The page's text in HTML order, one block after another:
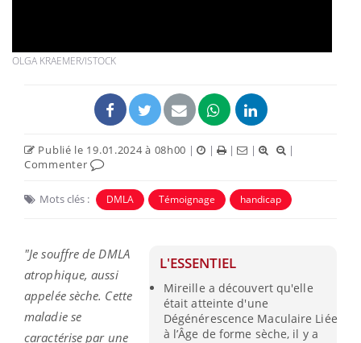
OLGA KRAEMER/ISTOCK
Publié le 19.01.2024 à 08h00 | | | |
|
Commenter
Mots clés : DMLA Témoignage handicap
L'ESSENTIEL
Mireille a découvert qu'elle
était atteinte d'une
Dégénérescence Maculaire Liée
à l’Âge de forme sèche, il y a
"Je souffre de DMLA
atrophique, aussi
appelée sèche. Cette
maladie se
caractérise par une